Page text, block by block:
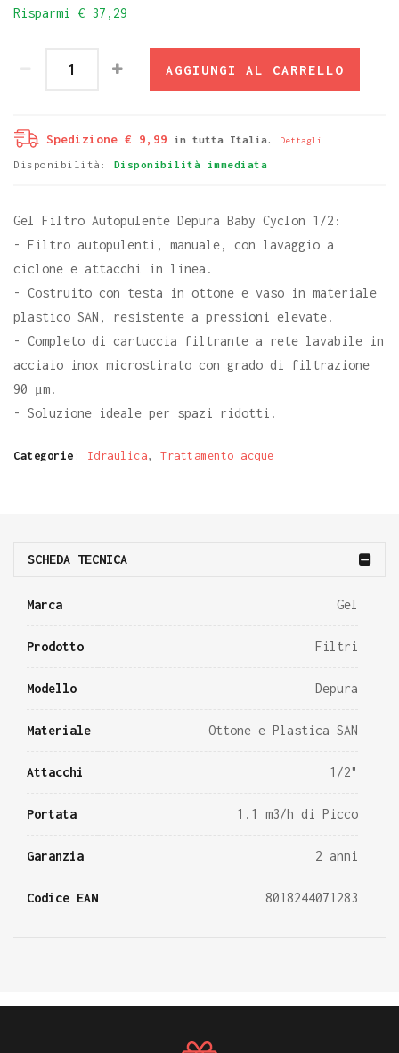
Risparmi € 37,29
AGGIUNGI AL CARRELLO
Spedizione € 9,99 in tutta Italia. Dettagli
Disponibilità: Disponibilità immediata
Gel Filtro Autopulente Depura Baby Cyclon 1/2:
- Filtro autopulenti, manuale, con lavaggio a
ciclone e attacchi in linea.
- Costruito con testa in ottone e vaso in materiale
plastico SAN, resistente a pressioni elevate.
- Completo di cartuccia filtrante a rete lavabile in
acciaio inox microstirato con grado di filtrazione
90 μm.
- Soluzione ideale per spazi ridotti.
Categorie : Idraulica, Trattamento acque
SCHEDA TECNICA
Marca Gel
Prodotto Filtri
Modello Depura
Materiale Ottone e Plastica SAN
Attacchi 1/2"
Portata 1.1 m3/h di Picco
Garanzia 2 anni
Codice EAN 8018244071283